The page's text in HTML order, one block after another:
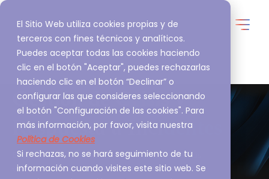
El Sitio Web utiliza cookies propias y de
terceros con fines técnicos y analíticos.
Puedes aceptar todas las cookies haciendo
clic en el botón "Aceptar", puedes rechazarlas
haciendo clic en el botón “Declinar” o
configurar las que consideres seleccionando
el botón "Configuración de las cookies". Para
más información, por favor, visita nuestra
Política de Cookies
Si rechazas, no se hará seguimiento de tu
información cuando visites este sitio web. Se
Gestión de Crisis y
Respuesta a Incidentes
Especializados en la mejor gestión para reducir las
vulnerabilidades en entornos digitales.